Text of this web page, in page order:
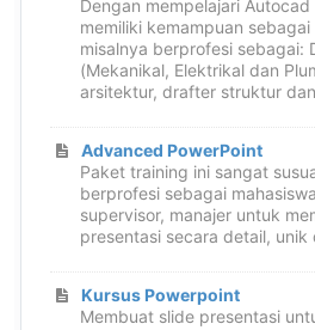
Dengan mempelajari
memiliki kemampuan
misalnya berprofesi sebagai:
(Mekanikal, Elektrikal dan
arsitektur, drafter struktur
Advanced PowerPoint
Paket training ini sangat
berprofesi sebagai
supervisor, manajer untuk
presentasi secara detail, unik
Kursus Powerpoint
Membuat slide presentasi